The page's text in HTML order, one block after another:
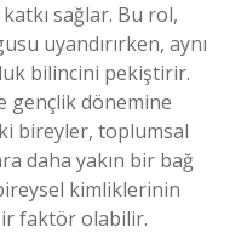
sağlar. Bu rol,
uyandırırken, aynı
bilincini pekiştirir.
gençlik dönemine
bireyler, toplumsal
daha yakın bir bağ
kimliklerinin
faktör olabilir.